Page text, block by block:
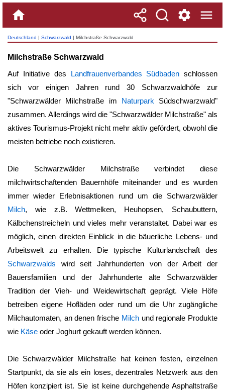
Deutschland | Schwarzwald | Milchstraße Schwarzwald
Milchstraße Schwarzwald
Auf Initiative des Landfrauenverbandes Südbaden schlossen
sich vor einigen Jahren rund 30 Schwarzwaldhöfe zur
"Schwarzwälder Milchstraße im Naturpark Südschwarzwald"
zusammen. Allerdings wird die "Schwarzwälder Milchstraße" als
aktives Tourismus-Projekt nicht mehr aktiv gefördert, obwohl die
meisten betriebe noch existieren.
Die Schwarzwälder Milchstraße verbindet diese
milchwirtschaftenden Bauernhöfe miteinander und es wurden
immer wieder Erlebnisaktionen rund um die Schwarzwälder
Milch, wie z.B. Wettmelken, Heuhopsen, Schaubuttern,
Kälbchenstreicheln und vieles mehr veranstaltet. Dabei war es
möglich, einen direkten Einblick in die bäuerliche Lebens- und
Arbeitswelt zu erhalten. Die typische Kulturlandschaft des
Schwarzwalds wird seit Jahrhunderten von der Arbeit der
Bauersfamilien und der Jahrhunderte alte Schwarzwälder
Tradition der Vieh- und Weidewirtschaft geprägt. Viele Höfe
betreiben eigene Hofläden oder rund um die Uhr zugängliche
Milchautomaten, an denen frische Milchund regionale Produkte
wie Käse oder Joghurt gekauft werden können.
Die Schwarzwälder Milchstraße hat keinen festen, einzelnen
Startpunkt, da sie als ein loses, dezentrales Netzwerk aus den
Höfen konzipiert ist. Sie ist keine durchgehende Asphaltstraße